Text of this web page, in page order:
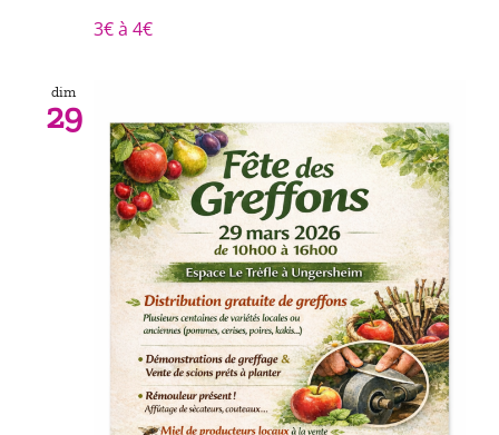
3€ à 4€
dim
29